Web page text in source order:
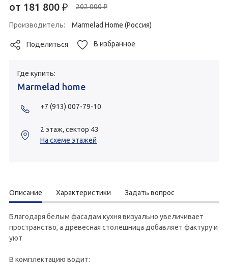
Поделиться В избранное
Производитель: Marmelad Home (Россия)
от 181 800 ₽ 202 000 ₽
Где купить:
Marmelad home
+7 (913) 007-79-10
2 этаж, сектор 43
На схеме этажей
Описание Характеристики Задать вопрос
Благодаря белым фасадам кухня визуально увеличивает
пространство, а древесная столешница добавляет фактуру и
уют
В комплектацию водит: